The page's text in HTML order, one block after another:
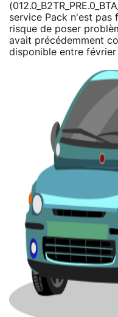
service Pack n'est pas
risque de poser
avait précédemment
disponible entre